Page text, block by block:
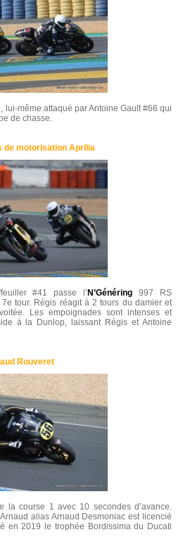
lui-même attaqué par Antoine Gault #66 qui
de chasse.
de motorisation Aprilia
#41 passe l’ N’Généring 997 RS
tour. Régis réagit à 2 tours du damier et
Les empoignades sont intenses et
à la Dunlop, laissant Régis et Antoine
Rouveret
la course 1 avec 10 secondes d’avance.
alias Arnaud Desmoniac est licencié
en 2019 le trophée Bordissima du Ducati